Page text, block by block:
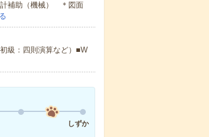
計補助（機械） ＊図面
級：四則演算など）■W
しずか